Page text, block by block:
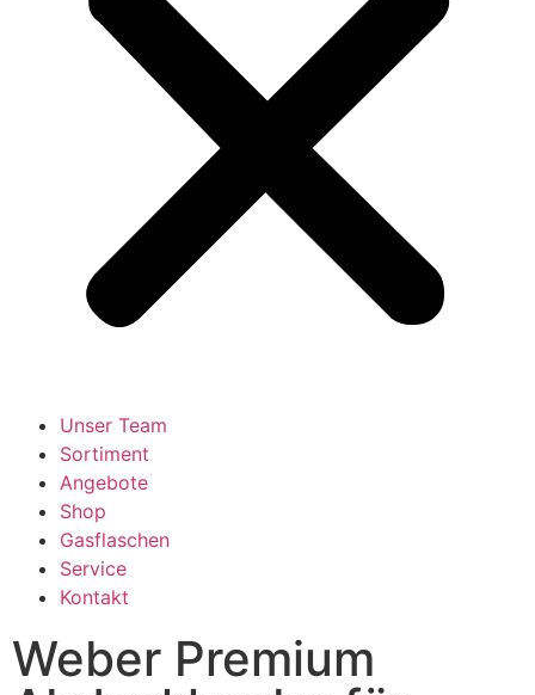
Unser Team
Sortiment
Angebote
Shop
Gasflaschen
Service
Kontakt
Weber Premium